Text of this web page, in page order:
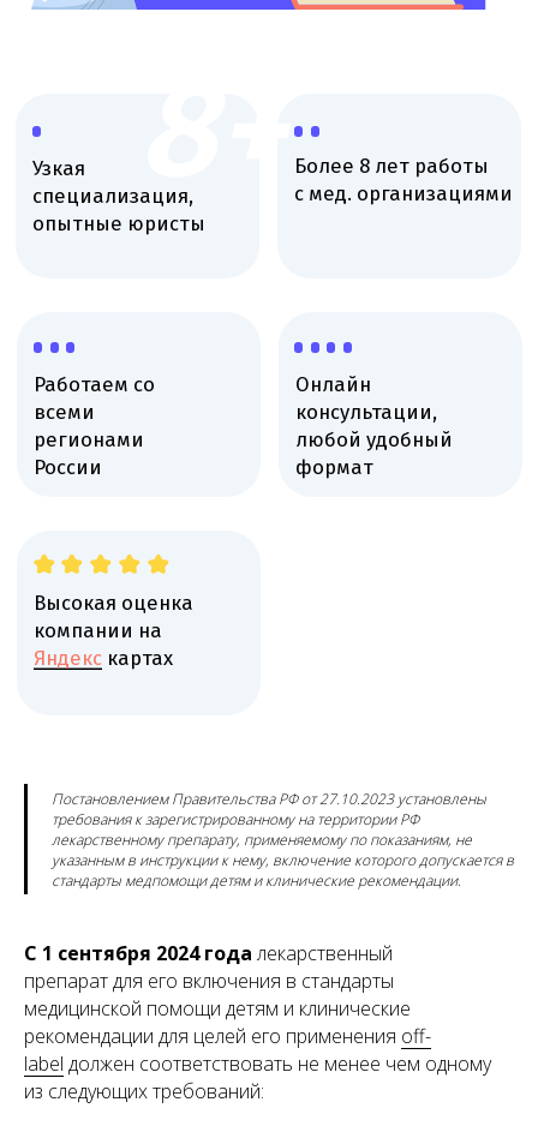
Онлайн
Высокая оценка
Яндекскартах
Работаем со
Постановлением Правительства РФ от 27.10.2023 установлены
требования к зарегистрированному на территории РФ
лекарственному препарату, применяемому по показаниям, не
указанным в инструкции к нему, включение которого допускается в
стандарты медпомощи детям и клинические рекомендации.
С 1 сентября 2024 года лекарственный
препарат для его включения в стандарты
медицинской помощи детям и клинические
рекомендации для целей его применения off-
label должен соответствовать не менее чем одному
из следующих требований: